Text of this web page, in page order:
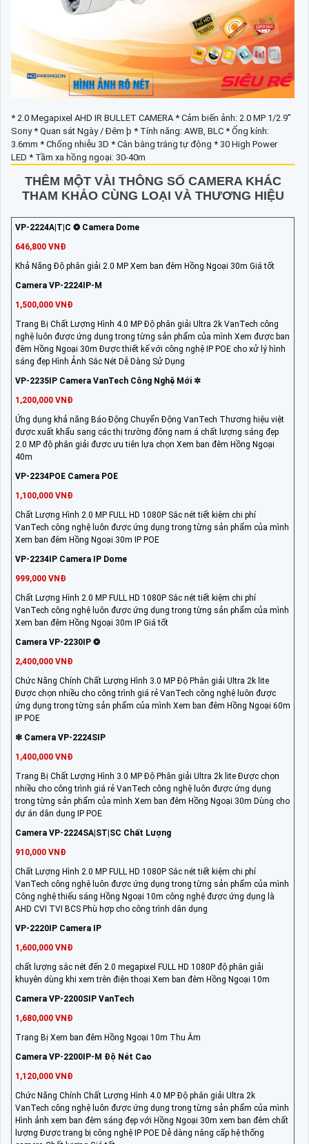
* 2.0 Megapixel AHD IR BULLET CAMERA * Cảm biến ảnh: 2.0 MP 1/2.9”
Sony * Quan sát Ngày / Đêm þ * Tính năng: AWB, BLC * Ống kính:
3.6mm * Chống nhiễu 3D * Cân bằng trắng tự động * 30 High Power
LED * Tầm xa hồng ngoại: 30-40m
THÊM MỘT VÀI THÔNG SỐ CAMERA KHÁC
THAM KHẢO CÙNG LOẠI VÀ THƯƠNG HIỆU
VP-2224A|T|C ❂ Camera Dome
646,800 VNĐ
Khả Năng Độ phân giải 2.0 MP Xem ban đêm Hồng Ngoại 30m Giá tốt
Camera VP-2224IP-M
1,500,000 VNĐ
Trang Bị Chất Lượng Hình 4.0 MP Độ phân giải Ultra 2k VanTech công
nghệ luôn được ứng dụng trong từng sản phẩm của mình Xem được ban
đêm Hồng Ngoại 30m Được thiết kế với công nghệ IP POE cho xử lý hình
sáng đẹp Hình Ảnh Sắc Nét Dễ Dàng Sử Dụng
VP-2235IP Camera VanTech Công Nghệ Mới ✲
1,200,000 VNĐ
Ứng dụng khả năng Báo Động Chuyển Động VanTech Thương hiệu việt
được xuất khẩu sang các thị trường đông nam á chất lượng sáng đẹp
2.0 MP độ phân giải được ưu tiên lựa chọn Xem ban đêm Hồng Ngoại
40m
VP-2234POE Camera POE
1,100,000 VNĐ
Chất Lượng Hình 2.0 MP FULL HD 1080P Sắc nét tiết kiệm chi phí
VanTech công nghệ luôn được ứng dụng trong từng sản phẩm của mình
Xem ban đêm Hồng Ngoại 30m IP POE
VP-2234IP Camera IP Dome
999,000 VNĐ
Chất Lượng Hình 2.0 MP FULL HD 1080P Sắc nét tiết kiệm chi phí
VanTech công nghệ luôn được ứng dụng trong từng sản phẩm của mình
Xem ban đêm Hồng Ngoại 30m IP Giá tốt
Camera VP-2230IP ❂
2,400,000 VNĐ
Chức Năng Chính Chất Lượng Hình 3.0 MP Độ Phân giải Ultra 2k lite
Được chọn nhiều cho công trình giá rẻ VanTech công nghệ luôn được
ứng dụng trong từng sản phẩm của mình Xem ban đêm Hồng Ngoại 60m
IP POE
❇ Camera VP-2224SIP
1,400,000 VNĐ
Trang Bị Chất Lượng Hình 3.0 MP Độ Phân giải Ultra 2k lite Được chọn
nhiều cho công trình giá rẻ VanTech công nghệ luôn được ứng dụng
trong từng sản phẩm của mình Xem ban đêm Hồng Ngoại 30m Dùng cho
dự án dân dụng IP POE
Camera VP-2224SA|ST|SC Chất Lượng
910,000 VNĐ
Chất Lượng Hình 2.0 MP FULL HD 1080P Sắc nét tiết kiệm chi phí
VanTech công nghệ luôn được ứng dụng trong từng sản phẩm của mình
Công nghệ thiếu sáng Hồng Ngoại 10m công nghệ được ứng dụng là
AHD CVI TVI BCS Phù hợp cho công trình dân dụng
VP-2220IP Camera IP
1,600,000 VNĐ
chất lượng sắc nét đến 2.0 megapixel FULL HD 1080P độ phân giải
khuyên dùng khi xem trên điện thoại Xem ban đêm Hồng Ngoại 10m
Camera VP-2200SIP VanTech
1,680,000 VNĐ
Trang Bị Xem ban đêm Hồng Ngoại 10m Thu Âm
Camera VP-2200IP-M Độ Nét Cao
1,120,000 VNĐ
Chức Năng Chính Chất Lượng Hình 4.0 MP Độ phân giải Ultra 2k
VanTech công nghệ luôn được ứng dụng trong từng sản phẩm của mình
Hình ảnh xem ban đêm sáng đẹp với Hồng Ngoại 30m xem ban đêm chất
lượng Được trang bị công nghệ IP POE Dễ dàng nâng cấp hệ thống